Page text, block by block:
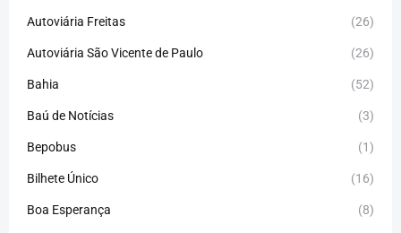
Autoviária Freitas (26)
Autoviária São Vicente de Paulo (26)
Bahia (52)
Baú de Notícias (3)
Bepobus (1)
Bilhete Único (16)
Boa Esperança (8)